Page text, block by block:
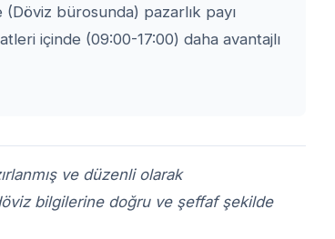
bürosunda) pazarlık payı
içinde (09:00-17:00) daha avantajlı
ve düzenli olarak
bilgilerine doğru ve şeffaf şekilde